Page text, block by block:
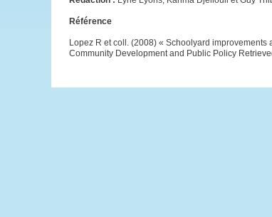
Référence
Lopez R et coll. (2008) « Schoolyard
Community Development and Public Policy